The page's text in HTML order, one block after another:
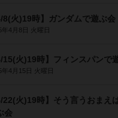
8(火)19時】ガンダムで遊ぶ会
年4月8日 火曜日
15(火)19時】フィンスパンで
年4月15日 火曜日
22(火)19時】そう言うおまえ
会